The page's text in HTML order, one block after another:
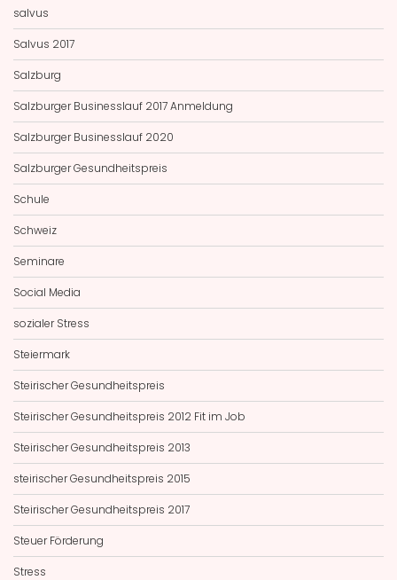
salvus
Salvus 2017
Salzburg
Salzburger Businesslauf 2017 Anmeldung
Salzburger Businesslauf 2020
Salzburger Gesundheitspreis
Schule
Schweiz
Seminare
Social Media
sozialer Stress
Steiermark
Steirischer Gesundheitspreis
Steirischer Gesundheitspreis 2012 Fit im Job
Steirischer Gesundheitspreis 2013
steirischer Gesundheitspreis 2015
Steirischer Gesundheitspreis 2017
Steuer Förderung
Stress